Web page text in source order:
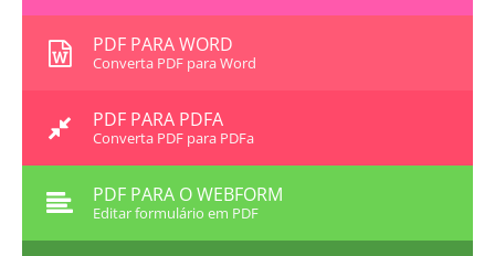
PDF PARA WORD
Converta PDF para Word
PDF PARA PDFA
Converta PDF para PDFa
PDF PARA O WEBFORM
Editar formulário em PDF